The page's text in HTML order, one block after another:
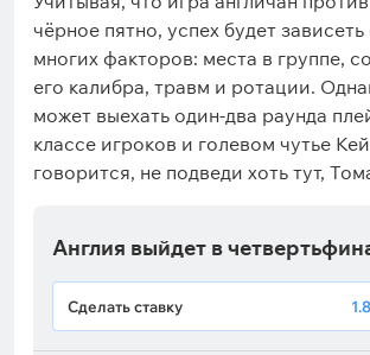
чёрное пятно, успех будет
многих факторов: места в группе,
его калибра, травм и ротации.
может выехать один-два раунда
классе игроков и голевом чутье
говорится, не подведи хоть тут,
Англия выйдет в
Сделать ставку